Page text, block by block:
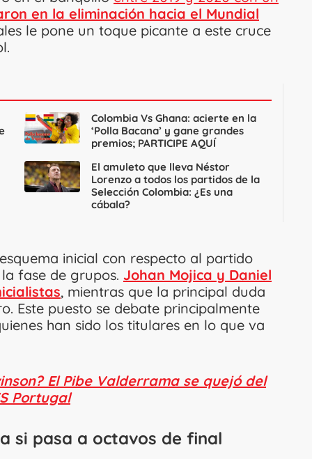
en la eliminación hacia el Mundial
le pone un toque picante a este cruce
Colombia Vs Ghana: acierte en la
‘Polla Bacana’ y gane grandes
premios; PARTICIPE AQUÍ
El amuleto que lleva Néstor
Lorenzo a todos los partidos de la
Selección Colombia: ¿Es una
cábala?
inicial con respecto al partido
fase de grupos. Johan Mojica y Daniel
, mientras que la principal duda
Este puesto se debate principalmente
han sido los titulares en lo que va
El Pibe Valderrama se quejó del
Portugal
si pasa a octavos de final